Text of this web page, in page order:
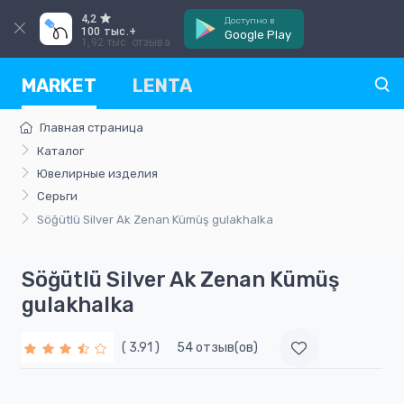
4,2
100 тыс.+
1,92 тыс. отзыва
Доступно в
Google Play
MARKET LENTA
Главная страница
Каталог
Ювелирные изделия
Серьги
Söğütlü Silver Ak Zenan Kümüş gulakhalka
Söğütlü Silver Ak Zenan Kümüş
gulakhalka
( 3.91 ) 54 отзыв(ов)